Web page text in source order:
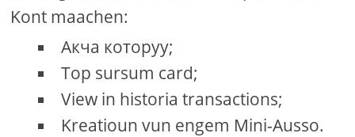
Kont maachen:
Акча которуу;
Top sursum card;
View in historia transactions;
Kreatioun vun engem Mini-Ausso.